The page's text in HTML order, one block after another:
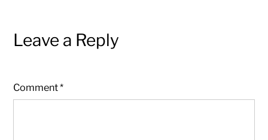
Leave a Reply
Comment*